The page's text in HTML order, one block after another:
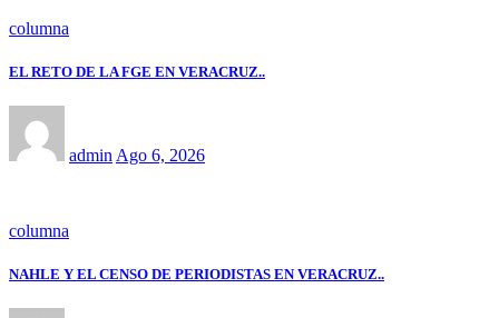
columna
EL RETO DE LA FGE EN VERACRUZ..
admin Ago 6, 2026
columna
NAHLE Y EL CENSO DE PERIODISTAS EN VERACRUZ..